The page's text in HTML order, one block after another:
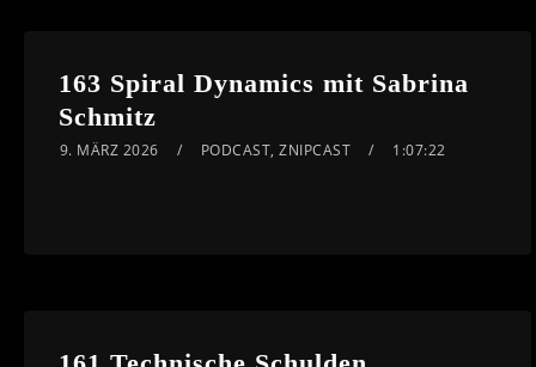
163 Spiral Dynamics mit Sabrina
Schmitz
9. MÄRZ 2026 PODCAST,ZNIPCAST 1:07:22